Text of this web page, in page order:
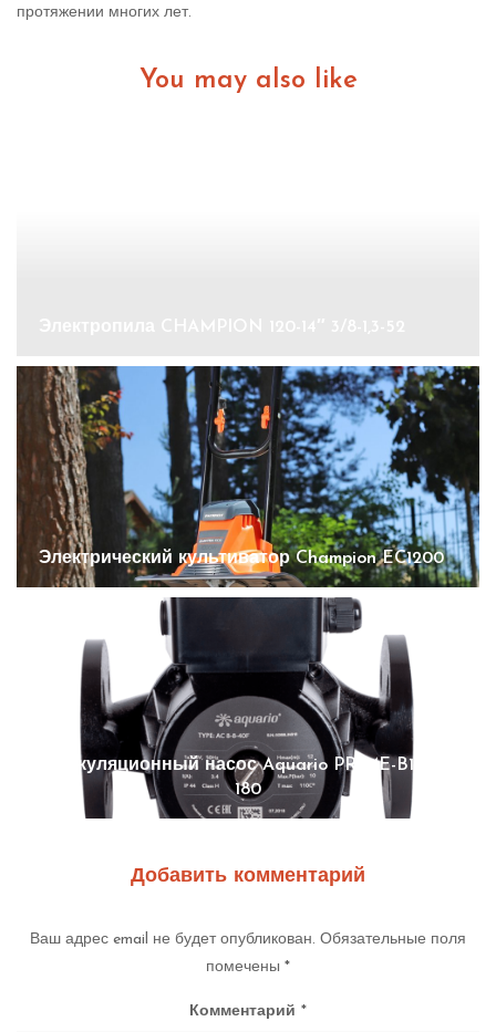
протяжении многих лет.
You may also like
Электрический культиватор Champion EC1200
Циркуляционный насос Aquario PRIME-B1-258-
180
Добавить комментарий
Ваш адрес email не будет опубликован. Обязательные поля
помечены *
Комментарий *